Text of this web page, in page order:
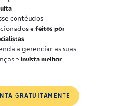
contéudos
e feitos por
a gerenciar as suas
e invista melhor
GRATUITAMENTE